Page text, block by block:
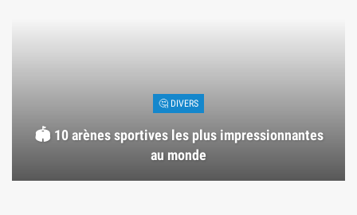
🤔 DIVERS
🏟️ 10 arènes sportives les plus impressionnantes
au monde